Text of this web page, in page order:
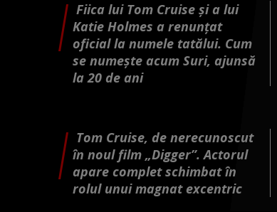
Fiica lui Tom Cruise și a lui
Katie Holmes a renunțat
oficial la numele tatălui. Cum
se numește acum Suri, ajunsă
la 20 de ani
Tom Cruise, de nerecunoscut
în noul film „Digger”. Actorul
apare complet schimbat în
rolul unui magnat excentric